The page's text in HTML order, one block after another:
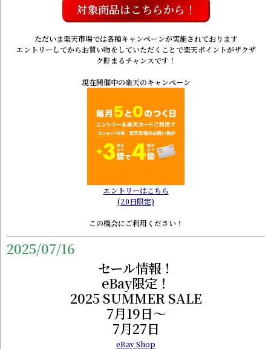
対象商品はこちらから！
ただいま楽天市場では各種キャンペーンが実施されております
エントリーしてからお買い物をしていただくことで楽天ポイントがザクザ
ク貯まるチャンスです！
現在開催中の楽天のキャンペーン
エントリーはこちら
(20日限定)
この機会にご利用ください！
2025/07/16
セール情報！
eBay限定！
2025 SUMMER SALE
7月19日～
7月27日
eBay Shop